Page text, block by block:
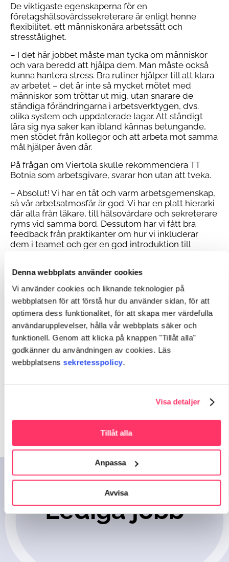
Denna webbplats använder cookies
Vi använder cookies och liknande teknologier på
webbplatsen för att förstå hur du använder sidan, för att
optimera dess funktionalitet, för att skapa mer värdefulla
användarupplevelser, hålla vår webbplats säker och
funktionell. Genom att klicka på knappen "Tillåt alla"
godkänner du användningen av cookies. Läs
webbplatsens sekretesspolicy.
Visa detaljer
Tillåt alla
Anpassa
Avvisa
De viktigaste egenskaperna för en
företagshälsovårdssekreterare är enligt henne
flexibilitet, ett människonära arbetssätt och
stresstålighet.
– I det här jobbet måste man tycka om människor
och vara beredd att hjälpa dem. Man måste också
kunna hantera stress. Bra rutiner hjälper till att klara
av arbetet – det är inte så mycket mötet med
människor som tröttar ut mig, utan snarare de
ständiga förändringarna i arbetsverktygen, dvs.
olika system och uppdaterade lagar. Att ständigt
lära sig nya saker kan ibland kännas betungande,
men stödet från kollegor och att arbeta mot samma
mål hjälper även där.
På frågan om Viertola skulle rekommendera TT
Botnia som arbetsgivare, svarar hon utan att tveka.
– Absolut! Vi har en tät och varm arbetsgemenskap,
så vår arbetsatmosfär är god. Vi har en platt hierarki
där alla från läkare, till hälsovårdare och sekreterare
ryms vid samma bord. Dessutom har vi fått bra
feedback från praktikanter om hur vi inkluderar
dem i teamet och ger en god introduktion till
arbetsuppgifterna.
Fritid i naturen
Efter arbetsdagen slappnar Viertola av genom att
spendera tid i naturen. Hon har två hundar som hon
går på promenader med. Hon njuter också av att
vara på stugan och tillbringa tid med sitt barnbarn.
– På fritiden är det viktigt att koppla av och
spendera tid med saker som inte har med arbetet
att göra. Det hjälper till att orka, och är ett bra tips
för alla som arbetar.
Lediga jobb